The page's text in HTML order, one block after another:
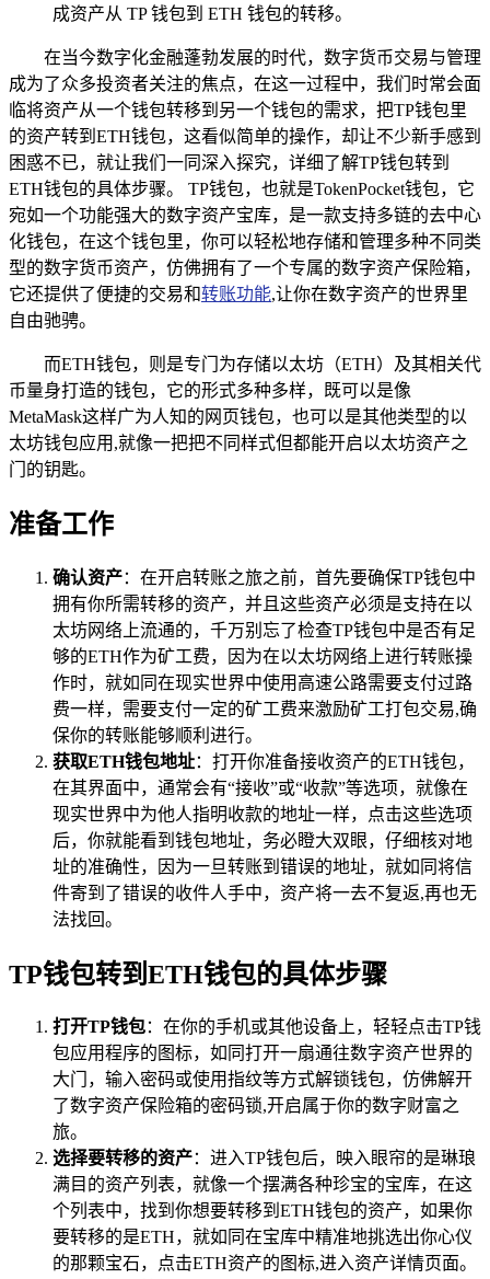
成资产从 TP 钱包到 ETH 钱包的转移。
在当今数字化金融蓬勃发展的时代，数字货币交易与管理
成为了众多投资者关注的焦点，在这一过程中，我们时常会面
临将资产从一个钱包转移到另一个钱包的需求，把TP钱包里
的资产转到ETH钱包，这看似简单的操作，却让不少新手感到
困惑不已，就让我们一同深入探究，详细了解TP钱包转到
ETH钱包的具体步骤。 TP钱包，也就是TokenPocket钱包，它
宛如一个功能强大的数字资产宝库，是一款支持多链的去中心
化钱包，在这个钱包里，你可以轻松地存储和管理多种不同类
型的数字货币资产，仿佛拥有了一个专属的数字资产保险箱，
它还提供了便捷的交易和转账功能,让你在数字资产的世界里
自由驰骋。
而ETH钱包，则是专门为存储以太坊（ETH）及其相关代
币量身打造的钱包，它的形式多种多样，既可以是像
MetaMask这样广为人知的网页钱包，也可以是其他类型的以
太坊钱包应用,就像一把把不同样式但都能开启以太坊资产之
门的钥匙。
准备工作
确认资产：在开启转账之旅之前，首先要确保TP钱包中
拥有你所需转移的资产，并且这些资产必须是支持在以
太坊网络上流通的，千万别忘了检查TP钱包中是否有足
够的ETH作为矿工费，因为在以太坊网络上进行转账操
作时，就如同在现实世界中使用高速公路需要支付过路
费一样，需要支付一定的矿工费来激励矿工打包交易,确
保你的转账能够顺利进行。
获取ETH钱包地址：打开你准备接收资产的ETH钱包，
在其界面中，通常会有“接收”或“收款”等选项，就像在
现实世界中为他人指明收款的地址一样，点击这些选项
后，你就能看到钱包地址，务必瞪大双眼，仔细核对地
址的准确性，因为一旦转账到错误的地址，就如同将信
件寄到了错误的收件人手中，资产将一去不复返,再也无
法找回。
TP钱包转到ETH钱包的具体步骤
打开TP钱包：在你的手机或其他设备上，轻轻点击TP钱
包应用程序的图标，如同打开一扇通往数字资产世界的
大门，输入密码或使用指纹等方式解锁钱包，仿佛解开
了数字资产保险箱的密码锁,开启属于你的数字财富之
旅。
选择要转移的资产：进入TP钱包后，映入眼帘的是琳琅
满目的资产列表，就像一个摆满各种珍宝的宝库，在这
个列表中，找到你想要转移到ETH钱包的资产，如果你
要转移的是ETH，就如同在宝库中精准地挑选出你心仪
的那颗宝石，点击ETH资产的图标,进入资产详情页面。